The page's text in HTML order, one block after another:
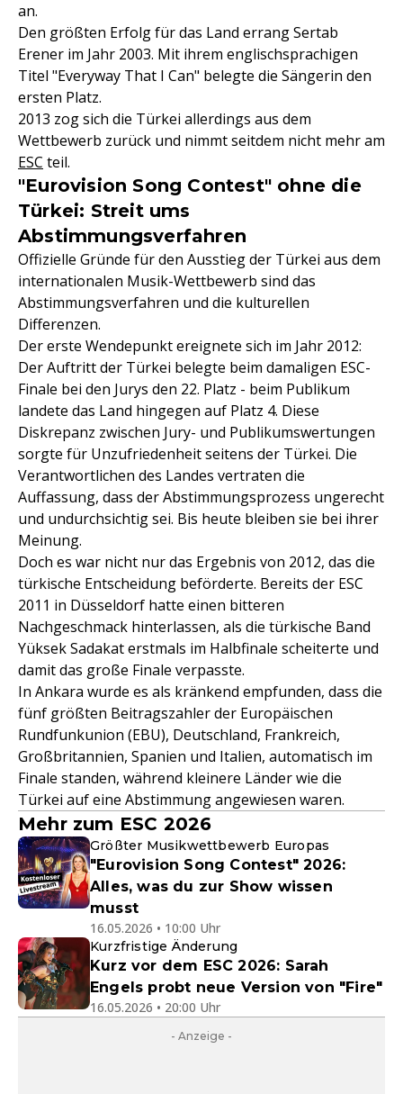
an.
Den größten Erfolg für das Land errang Sertab
Erener im Jahr 2003. Mit ihrem englischsprachigen
Titel "Everyway That I Can" belegte die Sängerin den
ersten Platz.
2013 zog sich die Türkei allerdings aus dem
Wettbewerb zurück und nimmt seitdem nicht mehr am
ESC teil.
"Eurovision Song Contest" ohne die
Türkei: Streit ums
Abstimmungsverfahren
Offizielle Gründe für den Ausstieg der Türkei aus dem
internationalen Musik-Wettbewerb sind das
Abstimmungsverfahren und die kulturellen
Differenzen.
Der erste Wendepunkt ereignete sich im Jahr 2012:
Der Auftritt der Türkei belegte beim damaligen ESC-
Finale bei den Jurys den 22. Platz - beim Publikum
landete das Land hingegen auf Platz 4. Diese
Diskrepanz zwischen Jury- und Publikumswertungen
sorgte für Unzufriedenheit seitens der Türkei. Die
Verantwortlichen des Landes vertraten die
Auffassung, dass der Abstimmungsprozess ungerecht
und undurchsichtig sei. Bis heute bleiben sie bei ihrer
Meinung.
Doch es war nicht nur das Ergebnis von 2012, das die
türkische Entscheidung beförderte. Bereits der ESC
2011 in Düsseldorf hatte einen bitteren
Nachgeschmack hinterlassen, als die türkische Band
Yüksek Sadakat erstmals im Halbfinale scheiterte und
damit das große Finale verpasste.
In Ankara wurde es als kränkend empfunden, dass die
fünf größten Beitragszahler der Europäischen
Rundfunkunion (EBU), Deutschland, Frankreich,
Großbritannien, Spanien und Italien, automatisch im
Finale standen, während kleinere Länder wie die
Türkei auf eine Abstimmung angewiesen waren.
Mehr zum ESC 2026
Größter Musikwettbewerb Europas
"Eurovision Song Contest" 2026:
Alles, was du zur Show wissen
musst
16.05.2026 • 10:00 Uhr
Kurzfristige Änderung
Kurz vor dem ESC 2026: Sarah
Engels probt neue Version von "Fire"
16.05.2026 • 20:00 Uhr
- Anzeige -